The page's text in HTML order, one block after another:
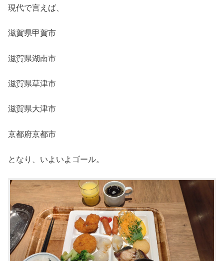
現代で言えば、
滋賀県甲賀市
滋賀県湖南市
滋賀県草津市
滋賀県大津市
京都府京都市
となり、いよいよゴール。